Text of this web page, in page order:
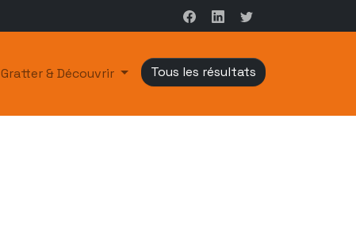
Gratter & Découvrir Tous les résultats